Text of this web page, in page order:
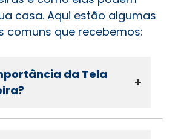
casa. Aqui estão algumas
comuns que recebemos:
da Tela
+